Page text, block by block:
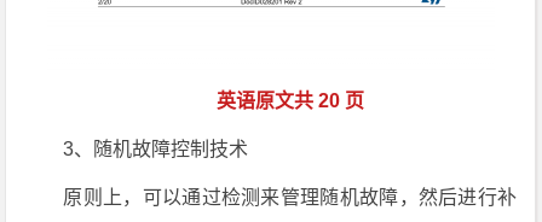
英语原文共 20 页
3、随机故障控制技术
原则上，可以通过检测来管理随机故障，然后进行补